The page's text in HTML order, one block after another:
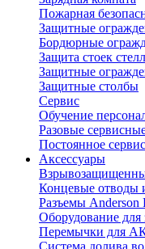
Пожарная
Защитные
Бордюрные
Защита стоек
Защитные
Защитные столбы
Сервис
Обучение
Разовые
Постоянное
Аксессуары
Концевые отводы
Разъемы Anderson
Оборудование
Перемычки для
Система долива